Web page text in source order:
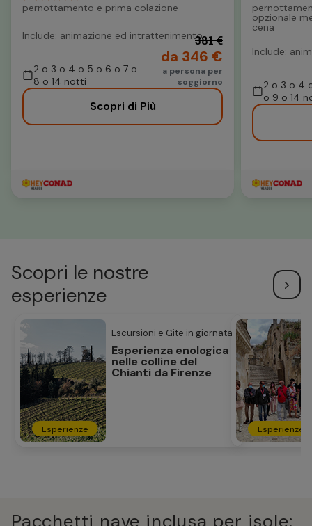
pernottamento e prima colazione
Include: animazione ed intrattenimento
2 o 3 o 4 o 5 o 6 o 7 o
8 o 14 notti
381 €
da 346 €
a persona per
soggiorno
Scopri di Più
opzionale
cena
Include:
2 o 3 o 4
o 9 o 14
Scopri le nostre
esperienze
Esperienze
Escursioni e Gite in giornata
Esperienza enologica
nelle colline del
Chianti da Firenze
Esperienze
Pacchetti nave inclusa per isole: